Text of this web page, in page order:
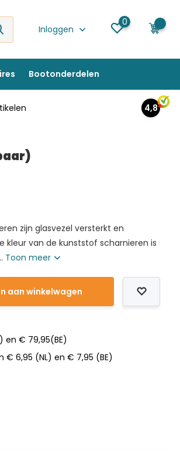
Inloggen
0
Bootonderdelen
4,8
zijn glasvezel versterkt en
kleur van de kunststof scharnieren is
Toon meer
aan winkelwagen
en € 79,95(BE)
€ 6,95 (NL) en € 7,95 (BE)